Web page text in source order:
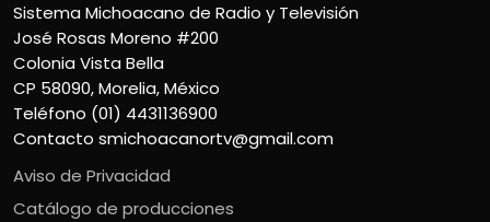
Sistema Michoacano de Radio y Televisión
José Rosas Moreno #200
Colonia Vista Bella
CP 58090, Morelia, México
Teléfono (01) 4431136900
Contacto smichoacanortv@gmail.com
Aviso de Privacidad
Catálogo de producciones